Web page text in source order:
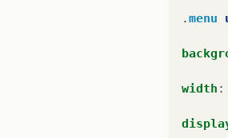
</
</
.menu
width :